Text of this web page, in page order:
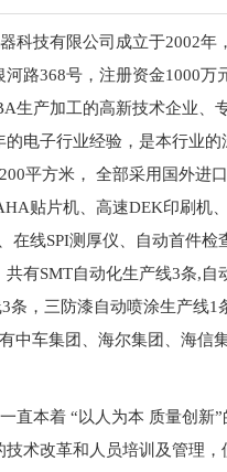
技有限公司成立于2002年
路368号，注册资金1000万
生产加工的高新技术企业、
电子行业经验，是本行业的
平方米，
全部采用国外进
贴片机、高速DEK印刷机
在线SPI测厚仪、自动首件检
共有SMT自动化生产线3条,自
条，三防漆自动喷涂生产线1
中车集团、海尔集团、海信
本着 “以人为本 质量创新”
技术改革和人员培训及管理，